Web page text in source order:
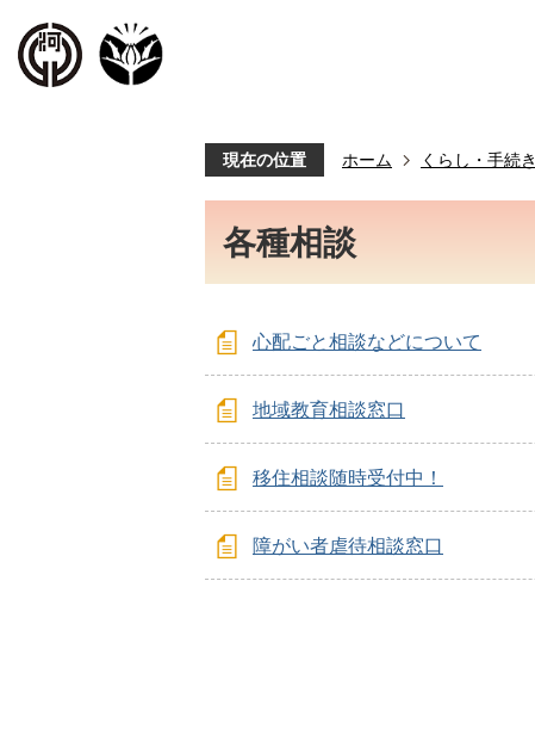
現在の位置 ホーム くらし・手続き
各種相談
心配ごと相談などについて
地域教育相談窓口
移住相談随時受付中！
障がい者虐待相談窓口